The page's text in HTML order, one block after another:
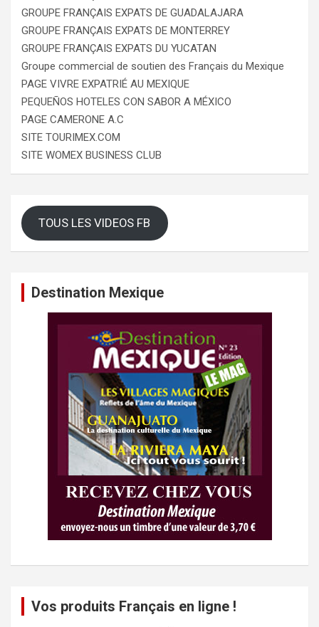
GROUPE FRANÇAIS EXPATS DE GUADALAJARA
GROUPE FRANÇAIS EXPATS DE MONTERREY
GROUPE FRANÇAIS EXPATS DU YUCATAN
Groupe commercial de soutien des Français du Mexique
PAGE VIVRE EXPATRIÉ AU MEXIQUE
PEQUEÑOS HOTELES CON SABOR A MÉXICO
PAGE CAMERONE A.C
SITE TOURIMEX.COM
SITE WOMEX BUSINESS CLUB
TOUS LES VIDEOS FB
Destination Mexique
Vos produits Français en ligne !